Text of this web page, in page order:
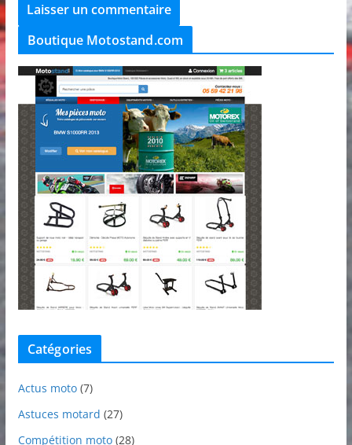
Boutique Motostand.com
Catégories
Actus moto(7)
Astuces motard (27)
Compétition moto(28)